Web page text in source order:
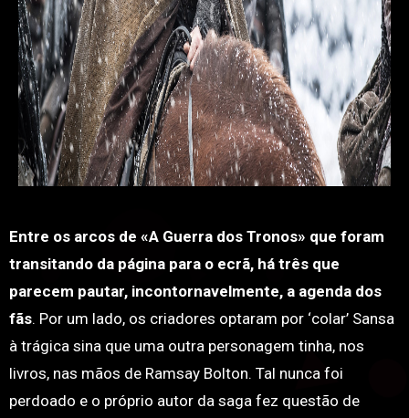
Entre os arcos de «A Guerra dos Tronos» que foram
transitando da página para o ecrã, há três que
parecem pautar, incontornavelmente, a agenda dos
fãs. Por um lado, os criadores optaram por ‘colar’ Sansa
à trágica sina que uma outra personagem tinha, nos
livros, nas mãos de Ramsay Bolton. Tal nunca foi
perdoado e o próprio autor da saga fez questão de